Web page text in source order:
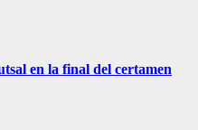
en la final del certamen